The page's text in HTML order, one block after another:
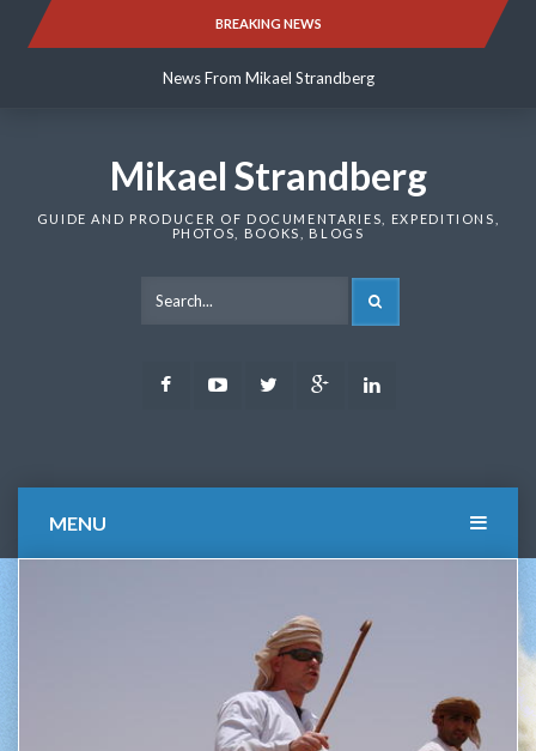
BREAKING NEWS
News From Mikael Strandberg
News From Mikael Strandberg
Mikael Strandberg
GUIDE AND PRODUCER OF DOCUMENTARIES, EXPEDITIONS,
PHOTOS, BOOKS, BLOGS
FacebookYoutubeTwitter Google
MENU